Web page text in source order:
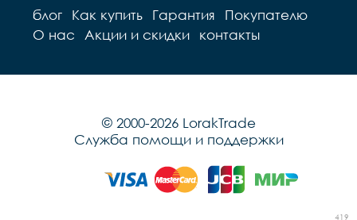
блог Как купить Гарантия
Покупателю
О нас
Акции и скидки контакты
© 2000-2026 LorakTrade
Служба помощи и поддержки
419